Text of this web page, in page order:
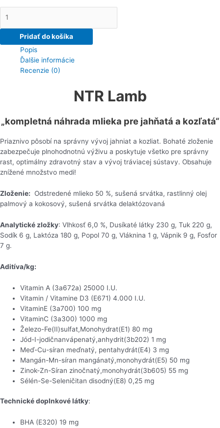
NTR
Lamb,
náhrada
jahňatá
Pridať do košíka
Popis
Ďalšie informácie
Recenzie (0)
NTR Lamb
„kompletná náhrada mlieka pre jahňatá a kozľatá“
Priaznivo pôsobí na správny vývoj jahniat a kozliat. Bohaté zloženie
zabezpečuje plnohodnotnú výživu a poskytuje všetko pre správny
rast, optimálny zdravotný stav a vývoj tráviacej sústavy. Obsahuje
znížené množstvo medi!
Zloženie: Odstredené mlieko 50 %, sušená srvátka, rastlinný olej
palmový a kokosový, sušená srvátka delaktózovaná
Analytické zložky: Vlhkosť 6,0 %, Dusíkaté látky 230 g, Tuk 220 g,
Sodík 6 g, Laktóza 180 g, Popol 70 g, Vláknina 1 g, Vápnik 9 g, Fosfor
7 g.
Aditíva/kg:
Vitamin A (3a672a) 25000 I.U.
Vitamin / Vitamine D3 (E671) 4.000 I.U.
VitaminE (3a700) 100 mg
VitaminC (3a300) 1000 mg
Železo-Fe(II)sulfat,Monohydrat(E1) 80 mg
Jód-I-jodičnanvápenatý,anhydrit(3b202) 1 mg
Meď-Cu-síran meďnatý, pentahydrát(E4) 3 mg
Mangán-Mn-síran mangánatý,monohydrát(E5) 50 mg
Zinok-Zn-Síran zinočnatý,monohydrát(3b605) 55 mg
Sélén-Se-Seleničitan disodný(E8) 0,25 mg
Technické doplnkové látky:
BHA (E320) 19 mg